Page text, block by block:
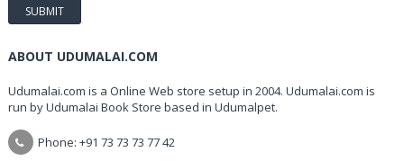
ABOUT UDUMALAI.COM
Udumalai.com is a Online Web store setup in 2004. Udumalai.com is
run by Udumalai Book Store based in Udumalpet.
Phone: +91 73 73 73 77 42